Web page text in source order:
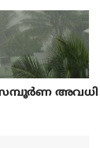
അവധി